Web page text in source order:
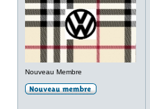
Nouveau Membre